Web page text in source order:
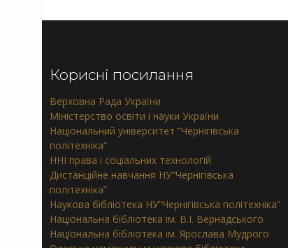
Корисні посилання
Верховна Рада України
Міністерство освіти і науки України
Національний університет “Чернігівська
політехніка”
ННІ права і соціальних технологій
Дистанційне навчання НУ”Чернігівська
політехніка”
Наукова бібліотека НУ”Чернігівська політехніка”
Національна бібліотека ім. В.І. Вернадського
Національна бібліотека ім. Ярослава Мудрого